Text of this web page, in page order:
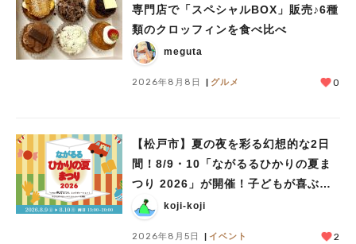
専門店で「スペシャルBOX」販売♪6種
類のクロッフィンを食べ比べ
meguta
2026年8月8日 グルメ 0
【松戸市】夏の夜を彩る幻想的な2日
間！8/9・10「ながるるひかりの夏ま
つり 2026」が開催！子どもが喜ぶワ
ークショップや限定ヒーローショーも
koji-koji
2026年8月5日 イベント 2